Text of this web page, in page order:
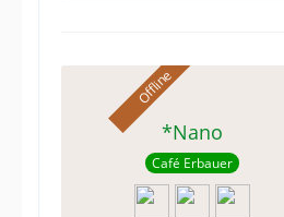
*Nano
Café Erbauer